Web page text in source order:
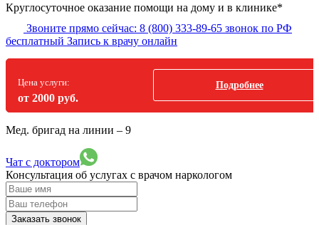
Круглосуточное оказание помощи на дому и в клинике*
Звоните прямо сейчас: 8 (800) 333-89-65 звонок по РФ
бесплатный Запись к врачу онлайн
Цена услуги:
от 2000 руб.
Подробнее
Мед. бригад на линии – 9
Чат с доктором
Консультация об услугах с врачом наркологом
Заказать звонок